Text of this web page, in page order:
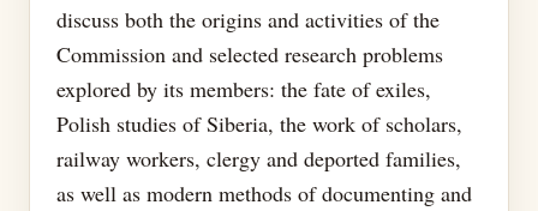
discuss both the origins and activities of the
Commission and selected research problems
explored by its members: the fate of exiles,
Polish studies of Siberia, the work of scholars,
railway workers, clergy and deported families,
as well as modern methods of documenting and